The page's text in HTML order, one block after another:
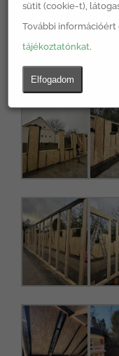
sütit (cookie-t),
További
tájékoztatónkat.
Elfogadom